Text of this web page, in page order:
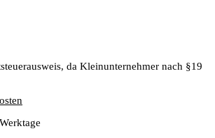
da Kleinunternehmer nach §19